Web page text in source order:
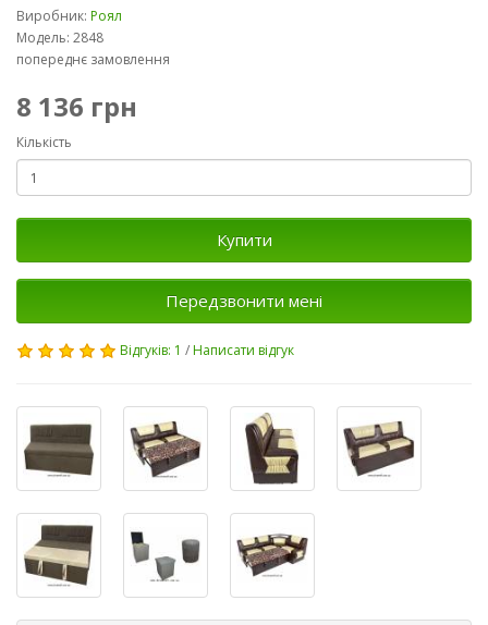
Виробник: Роял
Модель: 2848
попереднє замовлення
8 136 грн
Кількість
Купити
Передзвонити мені
Відгуків: 1 /Написати відгук